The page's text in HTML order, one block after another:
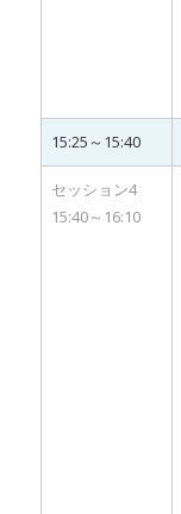
15:25～15:40
セッション4
15:40～16:10